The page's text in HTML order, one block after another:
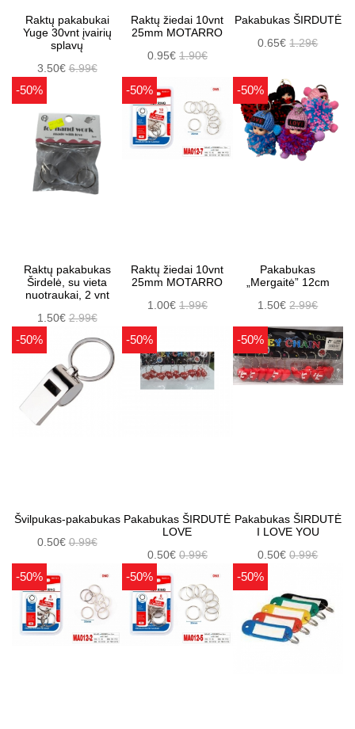
Raktų pakabukai
Yuge 30vnt įvairių
splavų
3.50€6.99€
Raktų žiedai 10vnt
25mm MOTARRO
0.95€ 1.90€
Pakabukas ŠIRDUTĖ
0.65€1.29€
-50%
Raktų pakabukas
Širdelė, su vieta
nuotraukai, 2 vnt
1.50€2.99€
-50%
Raktų žiedai 10vnt
25mm MOTARRO
1.00€ 1.99€
-50%
Pakabukas
„Mergaitė” 12cm
1.50€2.99€
-50%
Švilpukas-pakabukas
0.50€0.99€
-50%
Pakabukas ŠIRDUTĖ
LOVE
0.50€ 0.99€
-50%
Pakabukas ŠIRDUTĖ
I LOVE YOU
0.50€0.99€
-50% -50% -50%